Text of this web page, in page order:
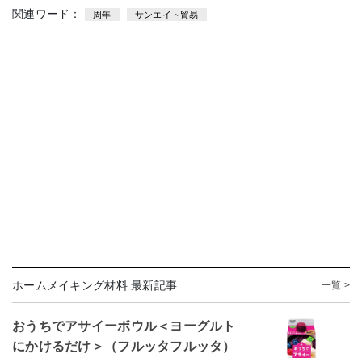
関連ワード： 周年 サンエイト貿易
ホームメイキング材料 最新記事 一覧 >
おうちでアサイーボウル＜ヨーグルト
にかけるだけ＞（フルッタフルッタ）